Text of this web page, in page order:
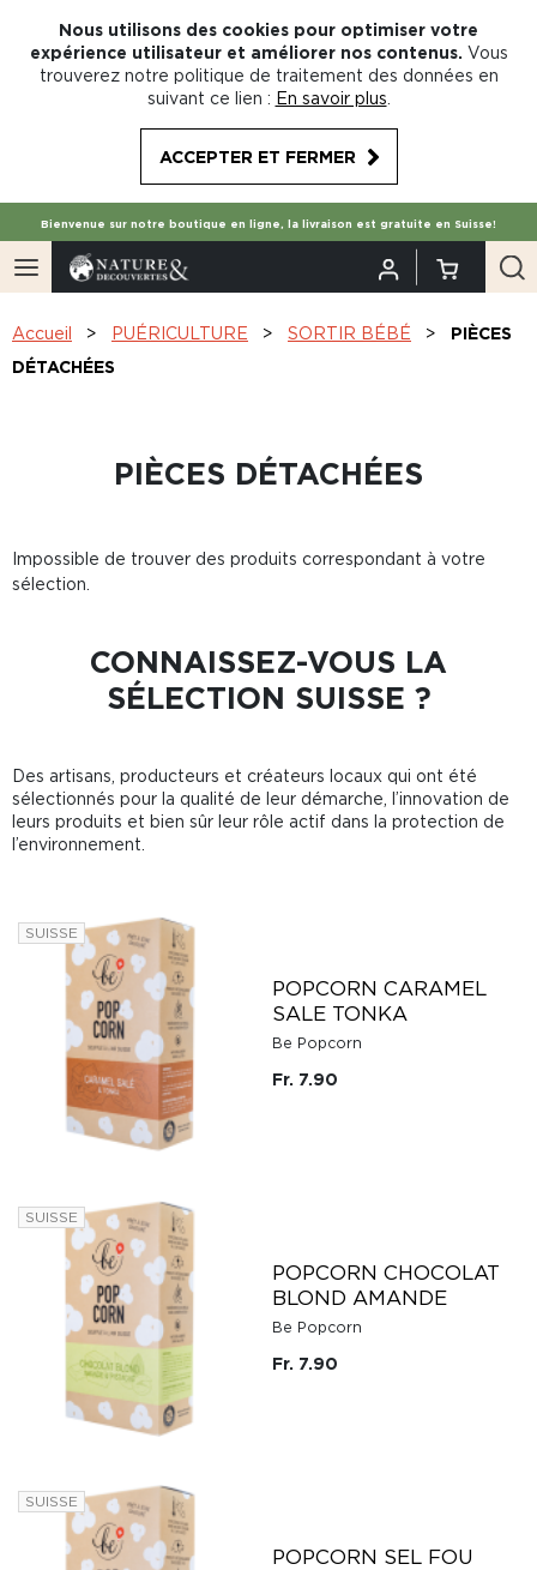
Nous utilisons des cookies pour optimiser votre
expérience utilisateur et améliorer nos contenus. Vous
trouverez notre politique de traitement des données en
suivant ce lien : En savoir plus
ACCEPTER ET FERMER
Bienvenue sur notre boutique en ligne, la livraison est gratuite en Suisse!
Accueil PUÉRICULTURE SORTIR BÉBÉ
PIÈCES
DÉTACHÉES
PIÈCES DÉTACHÉES
Impossible de trouver des produits correspondant à votre
sélection.
CONNAISSEZ-VOUS LA
SÉLECTION SUISSE ?
Des artisans, producteurs et créateurs locaux qui ont été
sélectionnés pour la qualité de leur démarche, l’innovation de
leurs produits et bien sûr leur rôle actif dans la protection de
l’environnement.
SUISSE
POPCORN CARAMEL
SALE TONKA
Be Popcorn
Fr. 7.90
SUISSE
POPCORN CHOCOLAT
BLOND AMANDE
Be Popcorn
Fr. 7.90
SUISSE
POPCORN SEL FOU